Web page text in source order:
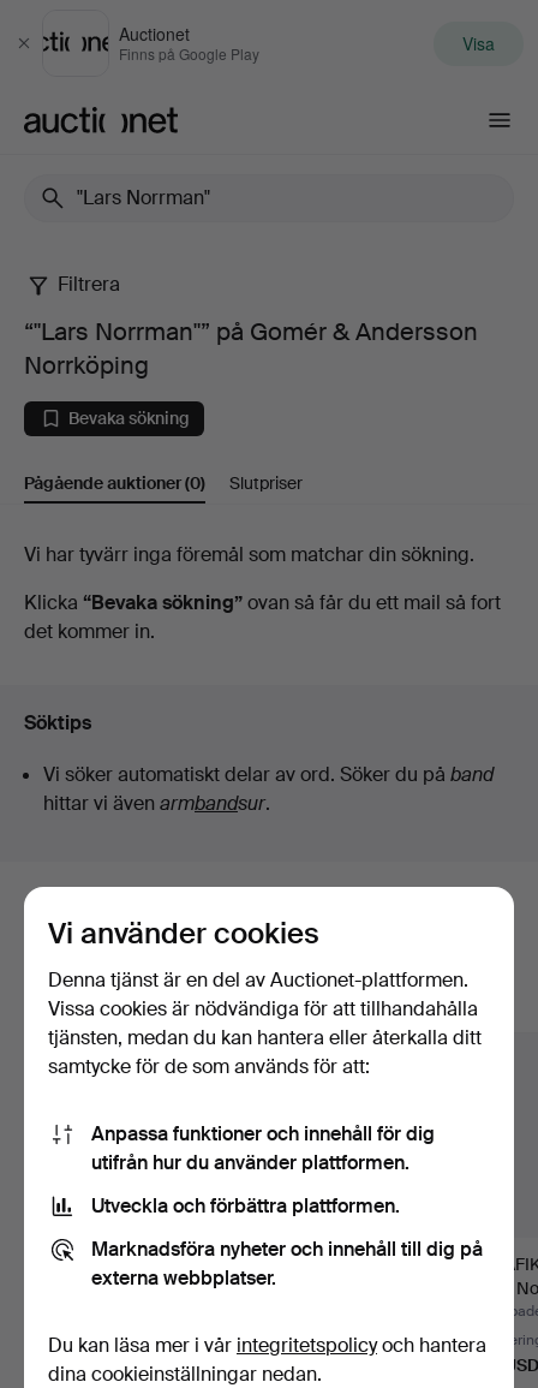
Stäng
Auctionet
Finns på Google Play Visa
“"Lars
Norrman"”
på
Gomér
Andersson
Norrköping
Filtrera
“"Lars Norrman"” på Gomér & Andersson
Norrköping
Bevaka sökning
Pågående auktioner(0) Slutpriser
Pågående
auktioner
Vi har tyvärr inga föremål som matchar din sökning.
Klicka “Bevaka sökning”ovan så får du ett mail så fort
det kommer in.
Söktips
Vi söker automatiskt delar av ord. Söker du på band
hittar vi även armbandsur.
Här är föremål från vårt arkiv som
matchar din sökning
Visa alla föremål
LARS NORRMAN.
Litografi. Signerad och
1 bud
32 USD
Grafiskt blad, ridande
1 bud
32 USD
Lars
53 USD
Vi använder cookies
Denna tjänst är en del av Auctionet-plattformen.
Vissa cookies är nödvändiga för att tillhandahålla
tjänsten, medan du kan hantera eller återkalla ditt
samtycke för de som används för att:
Anpassa funktioner och innehåll för dig
utifrån hur du använder plattformen.
Utveckla och förbättra plattformen.
Marknadsföra nyheter och innehåll till dig på
externa webbplatser.
Du kan läsa mer i vår integritetspolicyoch hantera
dina cookieinställningar nedan.